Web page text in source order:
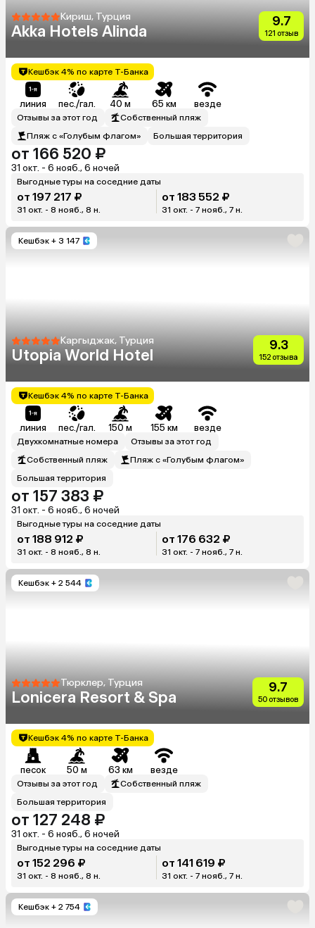
Кириш, Турция
Akka Hotels Alinda
9.7
121 отзыв
Кешбэк 4% по карте Т-Банка
линия пес./гал. 40 м 65 км везде
Отзывы за этот год
Собственный пляж
Пляж с «Голубым флагом»
Большая территория
от 166 520 ₽
31 окт. - 6 нояб., 6 ночей
Выгодные туры на соседние даты
от 197 217 ₽
31 окт. - 8 нояб., 8 н.
от 183 552 ₽
31 окт. - 7 нояб., 7 н.
Кешбэк + 3 147
Каргыджак, Турция
Utopia World Hotel
9.3
152 отзыва
Кешбэк 4% по карте Т-Банка
линия пес./гал. 150 м 155 км везде
Двухкомнатные номера
Отзывы за этот год
Собственный пляж
Пляж с «Голубым флагом»
Большая территория
от 157 383 ₽
31 окт. - 6 нояб., 6 ночей
Выгодные туры на соседние даты
от 188 912 ₽
31 окт. - 8 нояб., 8 н.
от 176 632 ₽
31 окт. - 7 нояб., 7 н.
Кешбэк + 2 544
Тюрклер, Турция
Lonicera Resort & Spa
9.7
50 отзывов
Кешбэк 4% по карте Т-Банка
песок 50 м 63 км везде
Отзывы за этот год
Собственный пляж
Большая территория
от 127 248 ₽
31 окт. - 6 нояб., 6 ночей
Выгодные туры на соседние даты
от 152 296 ₽
31 окт. - 8 нояб., 8 н.
от 141 619 ₽
31 окт. - 7 нояб., 7 н.
Кешбэк + 2 754